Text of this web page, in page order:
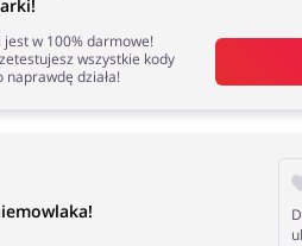
w 100% darmowe!
wszystkie kody
działa!